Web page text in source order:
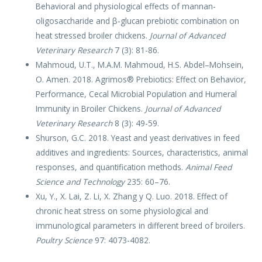
Behavioral and physiological effects of mannan-
oligosaccharide and β-glucan prebiotic combination on
heat stressed broiler chickens. Journal of Advanced
Veterinary Research7 (3): 81-86.
Mahmoud, U.T., M.A.M. Mahmoud, H.S. Abdel–Mohsein,
O. Amen. 2018. Agrimos® Prebiotics: Effect on Behavior,
Performance, Cecal Microbial Population and Humeral
Immunity in Broiler Chickens. Journal of Advanced
Veterinary Research8 (3): 49-59.
Shurson, G.C. 2018. Yeast and yeast derivatives in feed
additives and ingredients: Sources, characteristics, animal
responses, and quantification methods.Animal Feed
Science and Technology235: 60–76.
Xu, Y., X. Lai, Z. Li, X. Zhang y Q. Luo. 2018. Effect of
chronic heat stress on some physiological and
immunological parameters in different breed of broilers.
Poultry Science 97: 4073-4082.